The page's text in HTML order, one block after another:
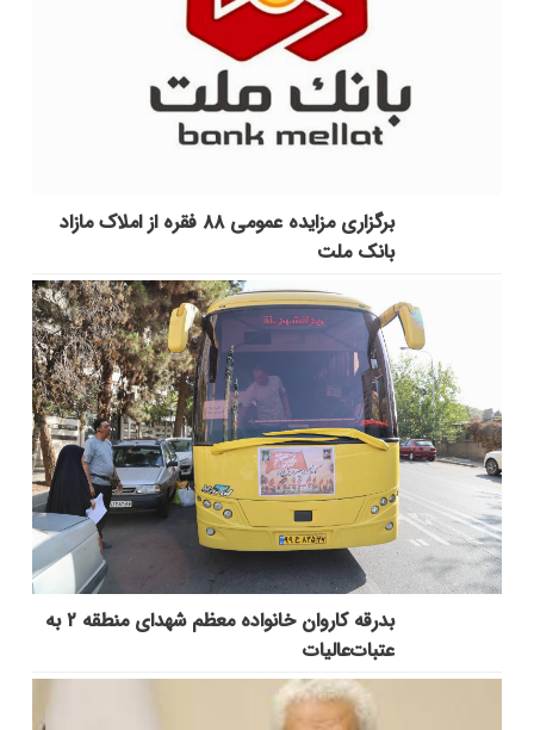
برگزاری مزایده عمومی ۸۸ فقره از املاک مازاد
بانک ملت
بدرقه کاروان خانواده معظم شهدای منطقه ۲ به
عتبات‌عالیات